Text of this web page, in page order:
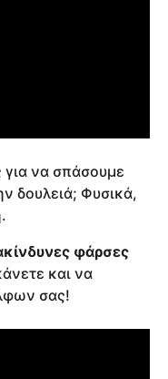
να σπάσουμε
δουλειά; Φυσικά,
φάρσες
και να
σας!